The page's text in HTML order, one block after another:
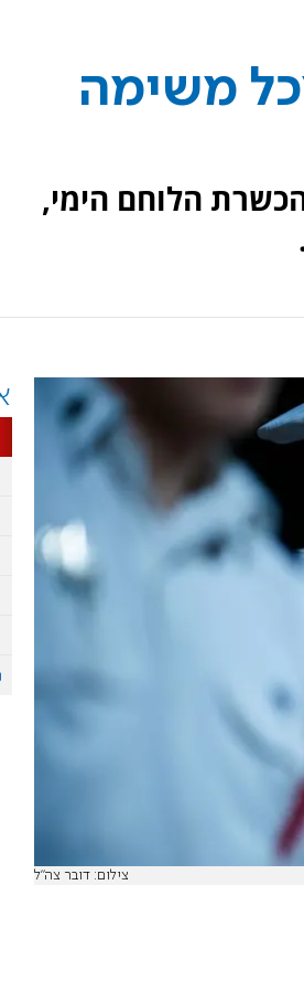
משימה
הכשרת הלוחם הימי,
צילום: דובר צה"ל